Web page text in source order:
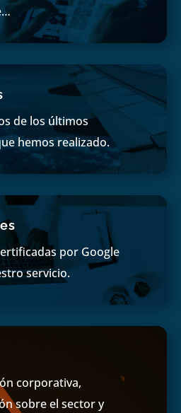
de los últimos
hemos realizado.
por Google
servicio.
corporativa,
sobre el sector y